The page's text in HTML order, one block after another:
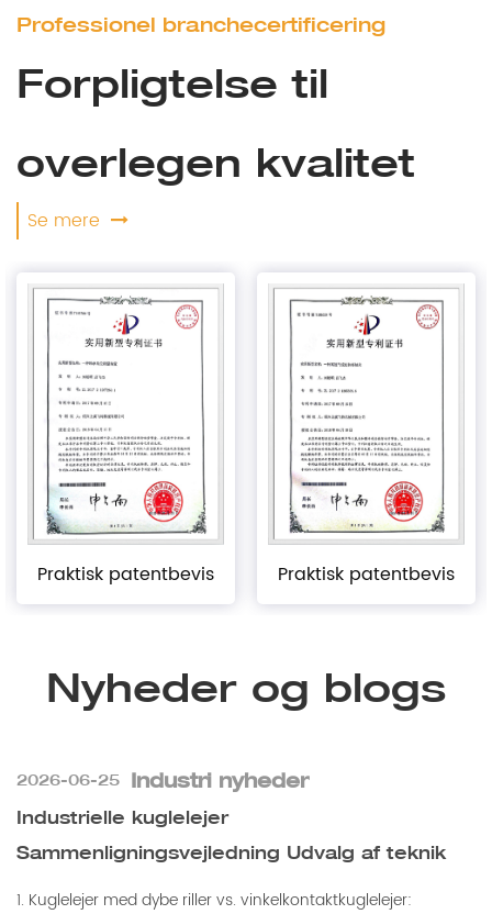
Professionel branchecertificering
Forpligtelse til
overlegen kvalitet
Se mere
Praktisk patentbevis Praktisk patentbevis
Nyheder og blogs
2026-06-25 Industri nyheder
Industrielle kuglelejer
Sammenligningsvejledning Udvalg af teknik
1. Kuglelejer med dybe riller vs. vinkelkontaktkuglelejer: